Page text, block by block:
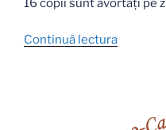
16 copii sunt avortați pe
Continuă lectura„Invitație
favoarea